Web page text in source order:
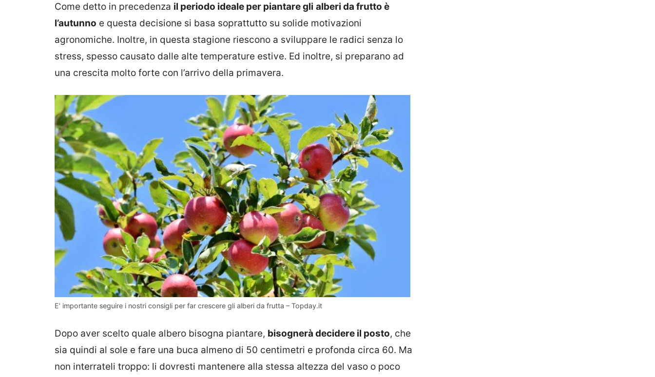
Come detto in precedenza il periodo ideale per piantare gli alberi da frutto è
l’autunno e questa decisione si basa soprattutto su solide motivazioni
agronomiche. Inoltre, in questa stagione riescono a sviluppare le radici senza lo
stress, spesso causato dalle alte temperature estive. Ed inoltre, si preparano ad
una crescita molto forte con l’arrivo della primavera.
E’ importante seguire i nostri consigli per far crescere gli alberi da frutta – Topday.it
Dopo aver scelto quale albero bisogna piantare, bisognerà decidere il posto, che
sia quindi al sole e fare una buca almeno di 50 centimetri e profonda circa 60. Ma
non interrateli troppo: li dovresti mantenere alla stessa altezza del vaso o poco